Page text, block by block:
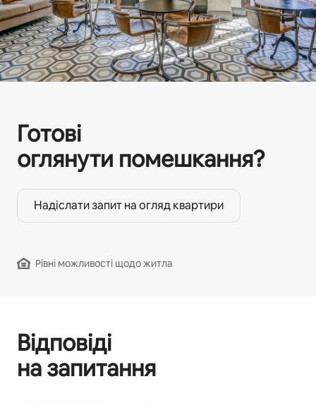
Готові
оглянути помешкання?
Надіслати запит на огляд квартири
Рівні можливості щодо житла
Відповіді
на запитання